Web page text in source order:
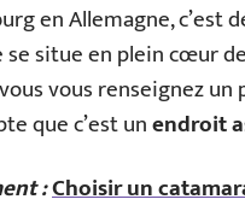
en Allemagne, c’est
se situe en plein cœur
vous renseignez
que c’est unendroit
:Choisir un